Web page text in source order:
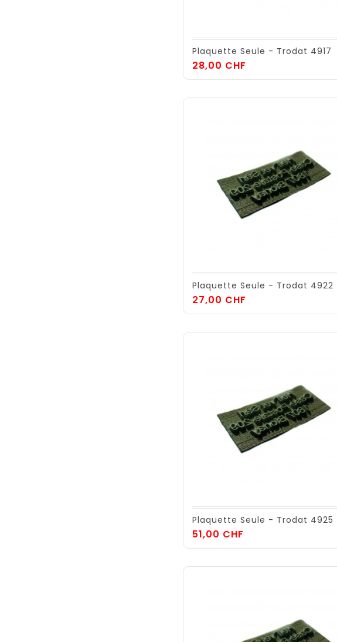
Plaquette Seule - Trodat 4917
28,00 CHF
Plaquette Seule - Trodat 4922
27,00 CHF
Plaquette Seule - Trodat 4925
51,00 CHF